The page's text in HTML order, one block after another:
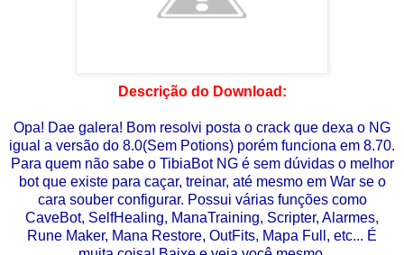
Descrição do Download:
Opa! Dae galera! Bom resolvi posta o crack que dexa o NG
igual a versão do 8.0(Sem Potions) porém funciona em 8.70.
Para quem não sabe o TibiaBot NG é sem dúvidas o melhor
bot que existe para caçar, treinar, até mesmo em War se o
cara souber configurar. Possui várias funções como
CaveBot, SelfHealing, ManaTraining, Scripter, Alarmes,
Rune Maker, Mana Restore, OutFits, Mapa Full, etc... É